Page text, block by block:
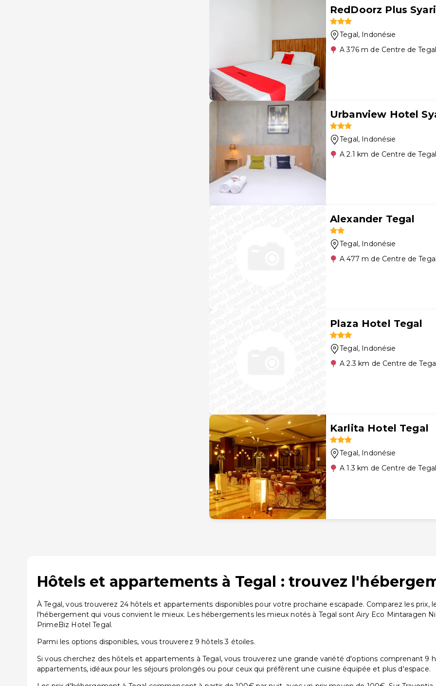
RedDoorz Plus
Tegal, Indonésie
A 376 m de Centre de
Urbanview Hotel
Tegal, Indonésie
A 2.1 km de Centre de
Alexander Tegal
Tegal, Indonésie
A 477 m de Centre de
Plaza Hotel Tegal
Tegal, Indonésie
A 2.3 km de Centre de
Karlita Hotel Tegal
Tegal, Indonésie
A 1.3 km de Centre de
Hôtels et appartements à Tegal : trouvez
À Tegal, vous trouverez 24 hôtels et appartements disponibles pour votre prochaine escapade. Comparez les
l'hébergement qui vous convient le mieux. Les hébergements les mieux notés à Tegal sont Airy Eco Mintaragen
PrimeBiz Hotel Tegal.
Parmi les options disponibles, vous trouverez 9 hôtels 3 étoiles.
Si vous cherchez des hôtels et appartements à Tegal, vous trouverez une grande variété d'options comprenant 9
appartements, idéaux pour les séjours prolongés ou pour ceux qui préfèrent une cuisine équipée et plus d'espace.